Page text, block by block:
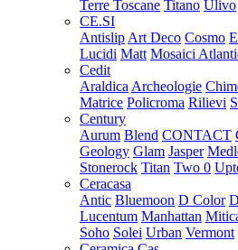
Terre Toscane Titano Ulivo
CE.SI
Antislip Art Deco Cosmo
Lucidi Matt Mosaici
Cedit
Araldica Archeologie
Matrice Policroma Rilievi
Century
Aurum Blend CONTACT
Geology Glam Jasper
Stonerock Titan Two 0
Ceracasa
Antic Bluemoon D Color
Lucentum Manhattan
Soho Solei Urban Vermont